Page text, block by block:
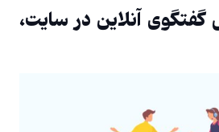
آنلاین در سایت،